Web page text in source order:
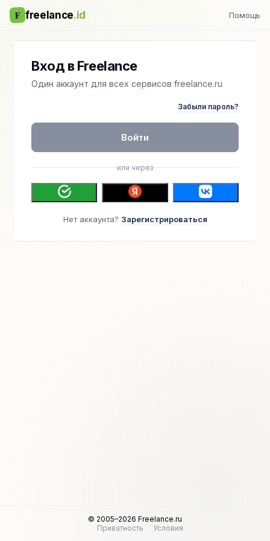
F freelance.id Помощь
Вход в Freelance
Один аккаунт для всех сервисов freelance.ru
Забыли пароль?
Войти
или через
Нет аккаунта? Зарегистрироваться
© 2005–2026 Freelance.ru
Приватность
Условия